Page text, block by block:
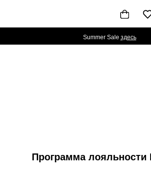
Summer Sale здесь
Программа лояльности